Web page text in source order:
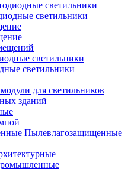
светильники
светильники
для светильников
зданий
Пылевлагозащищенные